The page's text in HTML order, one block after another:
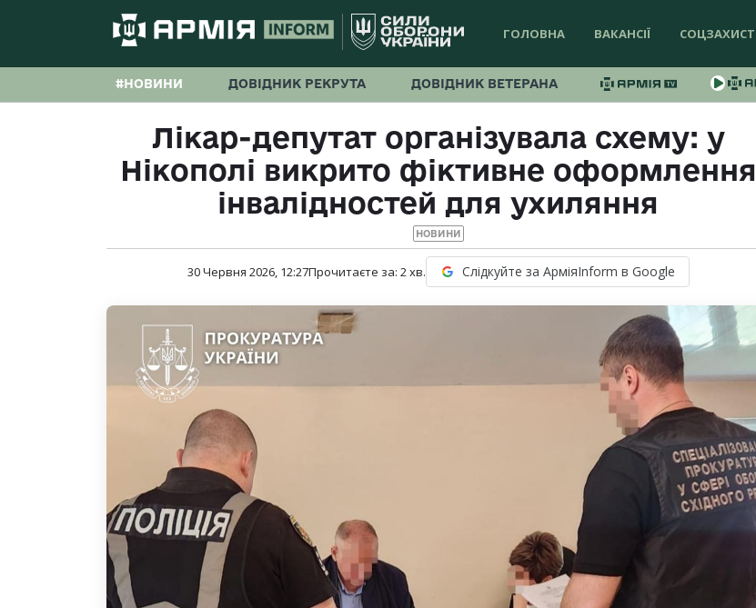
ГОЛОВНА ВАКАНСІЇ СОЦЗАХИСТ
#НОВИНИ ДОВІДНИК РЕКРУТА ДОВІДНИК ВЕТЕРАНА
Лікар-депутат організувала схему: у
Нікополі викрито фіктивне оформлення
інвалідностей для ухиляння
НОВИНИ
30 Червня 2026, 12:27Прочитаєте за: 2хв. Слідкуйте за АрміяInform в Google